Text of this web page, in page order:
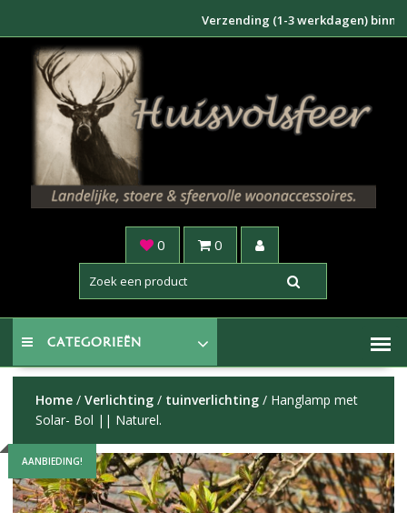
inhoud
Verzending (1-3 werkdagen) binnen
0 0
CATEGORIEËN
Home/ Verlichting/ tuinverlichting/ Hanglamp met
Solar- Bol || Naturel.
AANBIEDING!